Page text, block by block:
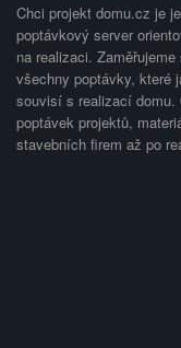
Chci projekt domu.cz je
poptávkový server
na realizaci. Zaměřujeme
všechny poptávky, které
souvisí s realizací domu.
poptávek projektů,
stavebních firem až po